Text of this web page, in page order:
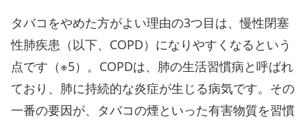
タバコをやめた方がよい理由の3つ目は、慢性閉塞
性肺疾患（以下、COPD）になりやすくなるという
点です（※5）。COPDは、肺の生活習慣病と呼ばれ
ており、肺に持続的な炎症が生じる病気です。その
一番の要因が、タバコの煙といった有害物質を習慣